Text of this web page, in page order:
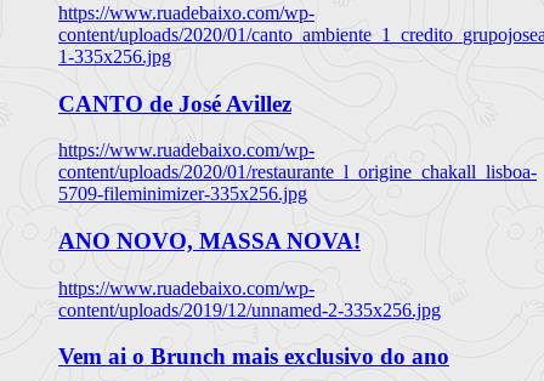
https://www.ruadebaixo.com/wp-
content/uploads/2020/01/
1-335x256.jpg
CANTO de José Avillez
https://www.ruadebaixo.com/wp-
content/uploads/2020/01/restaurante_l_origine_chakall_lisboa-
5709-fileminimizer-335x256.jpg
ANO NOVO, MASSA NOVA!
https://www.ruadebaixo.com/wp-
content/uploads/2019/12/unnamed-2-335x256.jpg
Vem ai o Brunch mais exclusivo do ano